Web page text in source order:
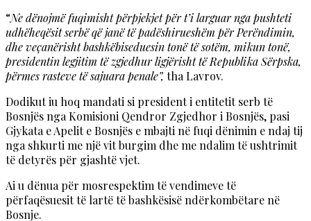
“Ne dënojmë fuqimisht përpjekjet për t’i larguar nga pushteti
udhëheqësit serbë që janë të padëshirueshëm për Perëndimin,
dhe veçanërisht bashkëbiseduesin tonë të sotëm, mikun tonë,
presidentin legjitim të zgjedhur ligjërisht të Republika Sërpska,
përmes rasteve të sajuara penale”, tha Lavrov.
Dodikut iu hoq mandati si president i entitetit serb të
Bosnjës nga Komisioni Qendror Zgjedhor i Bosnjës, pasi
Gjykata e Apelit e Bosnjës e mbajti në fuqi dënimin e ndaj tij
nga shkurti me një vit burgim dhe me ndalim të ushtrimit
të detyrës për gjashtë vjet.
Ai u dënua për mosrespektim të vendimeve të
përfaqësuesit të lartë të bashkësisë ndërkombëtare në
Bosnje.